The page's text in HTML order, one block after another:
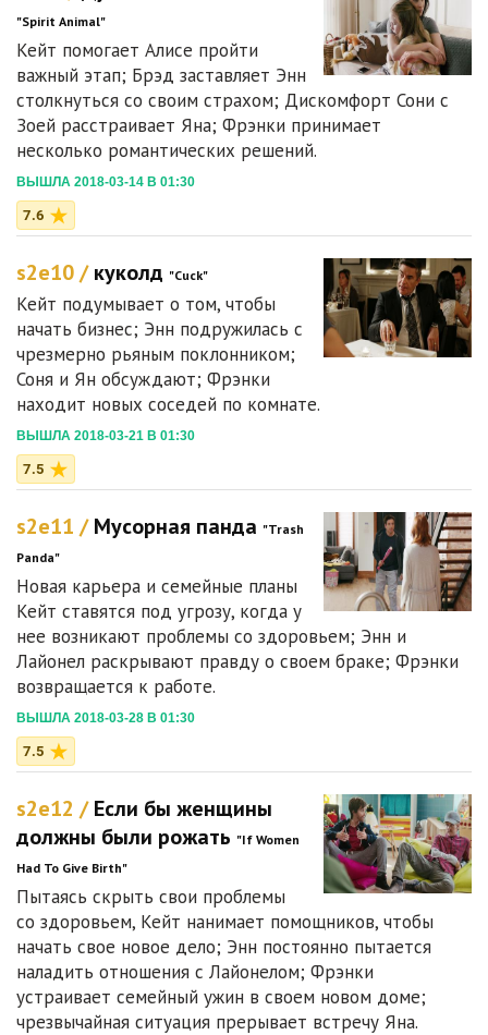
"Spirit Animal"
Кейт помогает Алисе пройти
важный этап; Брэд заставляет Энн
столкнуться со своим страхом; Дискомфорт Сони с
Зоей расстраивает Яна; Фрэнки принимает
несколько романтических решений.
ВЫШЛА 2018-03-14 В 01:30
7.6
s2e10 /куколд "Cuck"
Кейт подумывает о том, чтобы
начать бизнес; Энн подружилась с
чрезмерно рьяным поклонником;
Соня и Ян обсуждают; Фрэнки
находит новых соседей по комнате.
ВЫШЛА 2018-03-21 В 01:30
7.5
s2e11 /Мусорная панда "Trash
Panda"
Новая карьера и семейные планы
Кейт ставятся под угрозу, когда у
нее возникают проблемы со здоровьем; Энн и
Лайонел раскрывают правду о своем браке; Фрэнки
возвращается к работе.
ВЫШЛА 2018-03-28 В 01:30
7.5
s2e12 /Если бы женщины
должны были рожать "If Women
Had To Give Birth"
Пытаясь скрыть свои проблемы
со здоровьем, Кейт нанимает помощников, чтобы
начать свое новое дело; Энн постоянно пытается
наладить отношения с Лайонелом; Фрэнки
устраивает семейный ужин в своем новом доме;
чрезвычайная ситуация прерывает встречу Яна.